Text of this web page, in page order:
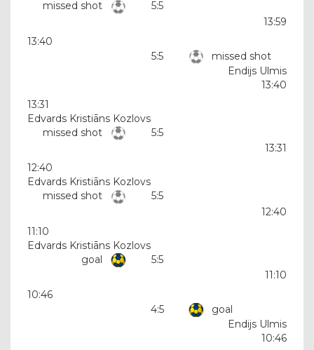
missed shot
5:5
13:59
13:40
5:5
missed shot
Endijs Ulmis
13:40
13:31
Edvards Kristiāns Kozlovs
missed shot
5:5
13:31
12:40
Edvards Kristiāns Kozlovs
missed shot
5:5
12:40
11:10
Edvards Kristiāns Kozlovs
goal
5:5
11:10
10:46
4:5
goal
Endijs Ulmis
10:46